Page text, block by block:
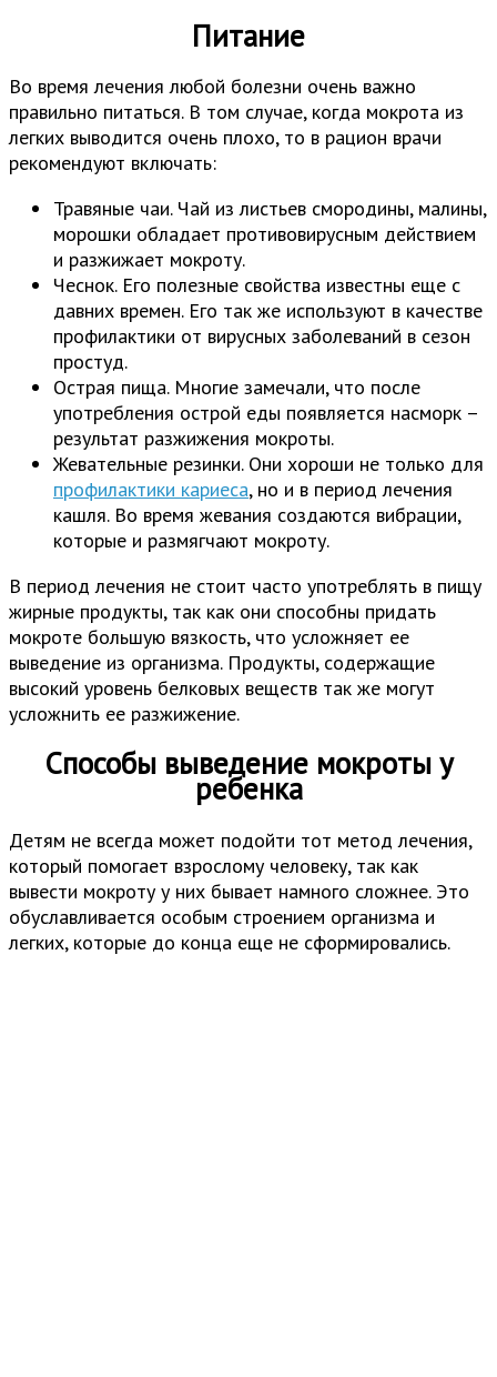
Питание
Во время лечения любой болезни очень важно
правильно питаться. В том случае, когда мокрота из
легких выводится очень плохо, то в рацион врачи
рекомендуют включать:
Травяные чаи. Чай из листьев смородины, малины,
морошки обладает противовирусным действием
и разжижает мокроту.
Чеснок. Его полезные свойства известны еще с
давних времен. Его так же используют в качестве
профилактики от вирусных заболеваний в сезон
простуд.
Острая пища. Многие замечали, что после
употребления острой еды появляется насморк –
результат разжижения мокроты.
Жевательные резинки. Они хороши не только для
профилактики кариеса, но и в период лечения
кашля. Во время жевания создаются вибрации,
которые и размягчают мокроту.
В период лечения не стоит часто употреблять в пищу
жирные продукты, так как они способны придать
мокроте большую вязкость, что усложняет ее
выведение из организма. Продукты, содержащие
высокий уровень белковых веществ так же могут
усложнить ее разжижение.
Способы выведение мокроты у
ребенка
Детям не всегда может подойти тот метод лечения,
который помогает взрослому человеку, так как
вывести мокроту у них бывает намного сложнее. Это
обуславливается особым строением организма и
легких, которые до конца еще не сформировались.